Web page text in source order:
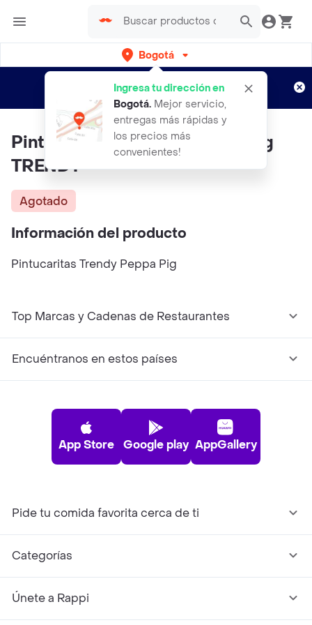
Bogotá
Ingresa tu dirección en
Bogotá. Mejor servicio,
entregas más rápidas y
los precios más
convenientes!
envíos gratis por semanas
Aplican TyC
Pintucaritas TRENDY Peppa Pig
TRENDY
Agotado
Información del producto
Pintucaritas Trendy Peppa Pig
Top Marcas y Cadenas de Restaurantes
Encuéntranos en estos países
App Store Google play AppGallery
Pide tu comida favorita cerca de ti
Categorías
Únete a Rappi